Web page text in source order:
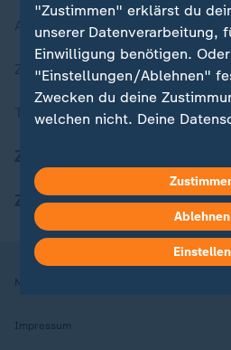
Aktuelle Sendungs-Videos
ZDFheute Stories
Themen im Überblick
ZDFheute Apps
Nutzungsbedingungen
Impressum
"Zustimmen" erklärst du
unserer Datenverarbeitung,
Einwilligung benötigen.
"Einstellungen/Ablehnen"
Zwecken du deine
welchen nicht. Deine
Hier findest du das
Weitere Informationen
Datenschutzerklärung.
Ablehnen
Einstellen